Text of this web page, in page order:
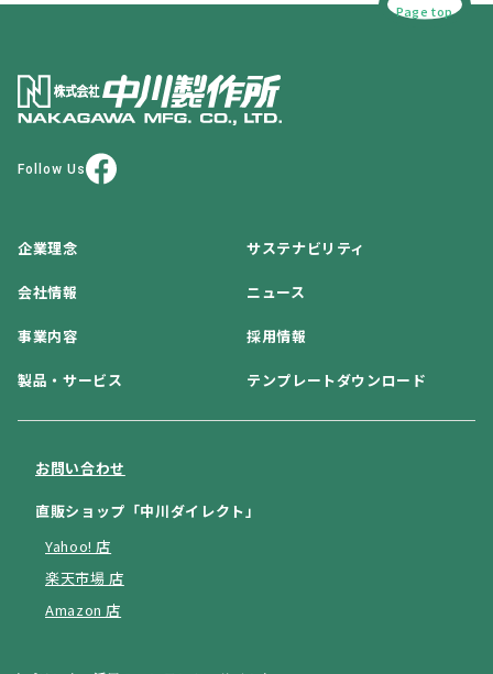
Page top
Follow Us
企業理念 サステナビリティ
会社情報 ニュース
事業内容 採用情報
製品・サービス テンプレートダウンロード
お問い合わせ
直販ショップ「中川ダイレクト」
Yahoo! 店
楽天市場 店
Amazon 店